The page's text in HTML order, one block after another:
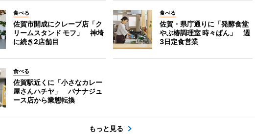
食べる
佐賀市開成にクレープ店「ク
リームスタンド モフ」 神埼
に続き2店舗目
食べる
佐賀・県庁通りに「発酵食堂
やぶ椿調理室 時々ぱん」 週
3日定食営業
食べる
佐賀駅近くに「小さなカレー
屋さんハチヤ」 バナナジュ
ース店から業態転換
もっと見る